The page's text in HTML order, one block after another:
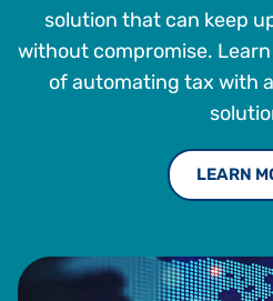
solution that can keep
without compromise.
of automating tax with
LEARN